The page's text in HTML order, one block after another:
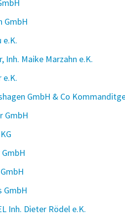
GmbH
e.K.
Inh. Maike Marzahn e.K.
e.K.
GmbH & Co
GmbH
GmbH
Inh. Dieter Rödel e.K.